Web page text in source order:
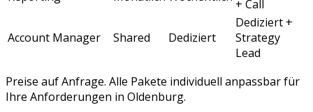
+ Call
Account Manager Shared Dediziert
Dediziert +
Strategy
Lead
Preise auf Anfrage. Alle Pakete individuell anpassbar für
Ihre Anforderungen in Oldenburg.